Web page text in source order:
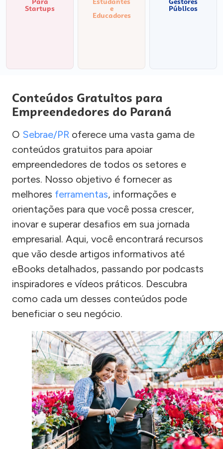
Startups e
Educadores
Públicos
Conteúdos Gratuitos para
Empreendedores do Paraná
O Sebrae/PR oferece uma vasta gama de
conteúdos gratuitos para apoiar
empreendedores de todos os setores e
portes. Nosso objetivo é fornecer as
melhores ferramentas, informações e
orientações para que você possa crescer,
inovar e superar desafios em sua jornada
empresarial. Aqui, você encontrará recursos
que vão desde artigos informativos até
eBooks detalhados, passando por podcasts
inspiradores e vídeos práticos. Descubra
como cada um desses conteúdos pode
beneficiar o seu negócio.